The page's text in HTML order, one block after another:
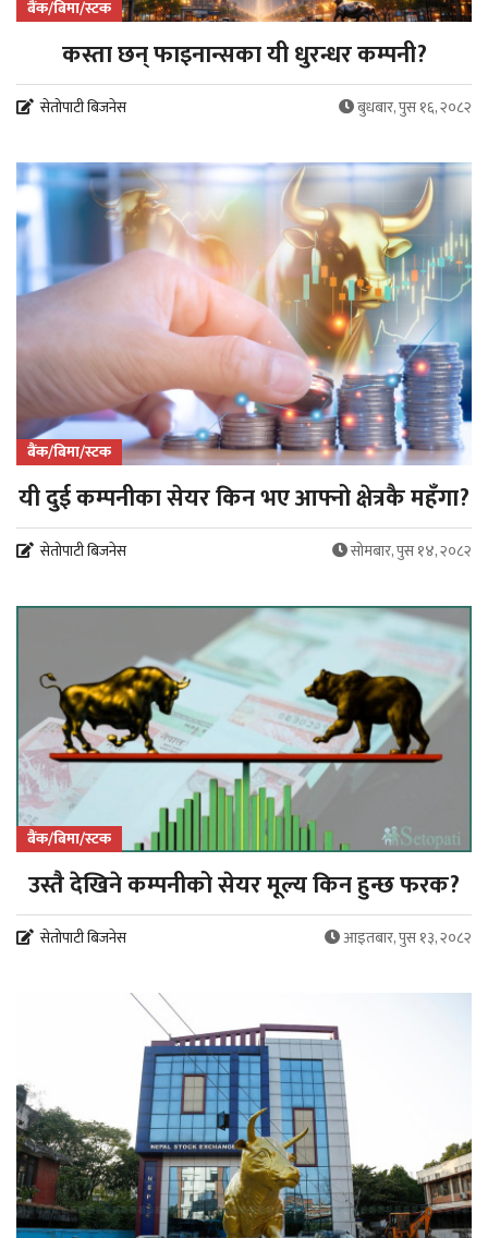
बैंक/बिमा/स्टक
कस्ता छन् फाइनान्सका यी धुरन्धर कम्पनी?
सेतोपाटी बिजनेस बुधबार, पुस १६, २०८२
बैंक/बिमा/स्टक
यी दुई कम्पनीका सेयर किन भए आफ्नो क्षेत्रकै महँगा?
सेतोपाटी बिजनेस सोमबार, पुस १४, २०८२
बैंक/बिमा/स्टक
उस्तै देखिने कम्पनीको सेयर मूल्य किन हुन्छ फरक?
सेतोपाटी बिजनेस आइतबार, पुस १३, २०८२